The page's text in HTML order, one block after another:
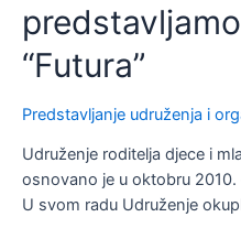
“Futura”
Predstavljanje udruženja i
Udruženje roditelja djece i
osnovano je u oktobru
U svom radu Udruženje